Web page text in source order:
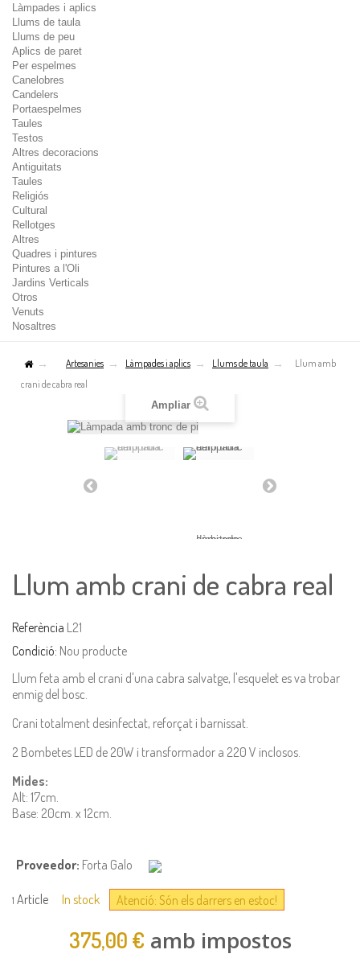
Làmpades i aplics
Llums de taula
Llums de peu
Aplics de paret
Per espelmes
Canelobres
Candelers
Portaespelmes
Taules
Testos
Altres decoracions
Antiguitats
Taules
Religiós
Cultural
Rellotges
Altres
Quadres i pintures
Pintures a l'Oli
Jardins Verticals
Otros
Venuts
Nosaltres
Artesanies Làmpades i aplics Llums de taula
Llum amb
crani de cabra real
Ampliar
Llum amb crani de cabra real
Referència L21
Condició: Nou producte
Llum feta amb el crani d'una cabra salvatge, l'esquelet es va trobar
enmig del bosc.
Crani totalment desinfectat, reforçat i barnissat.
2 Bombetes LED de 20W i transformador a 220 V inclosos.
Mides:
Alt: 17cm.
Base: 20cm. x 12cm.
Proveedor: Forta Galo
1 Article In stock Atenció: Són els darrers en estoc!
375,00 € amb impostos